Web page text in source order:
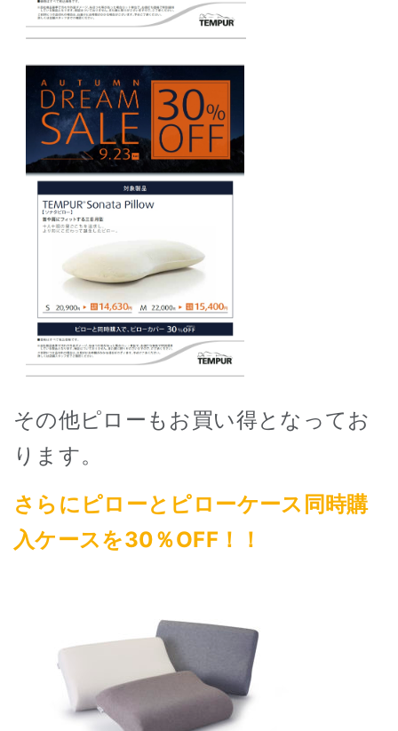
その他ピローもお買い得となってお
ります。
さらにピローとピローケース同時購
入ケースを30％OFF！！